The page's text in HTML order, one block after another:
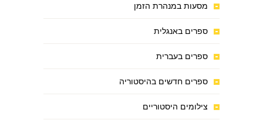
מסעות במנהרת הזמן
ספרים באנגלית
ספרים בעברית
ספרים חדשים בהיסטוריה
צילומים היסטוריים